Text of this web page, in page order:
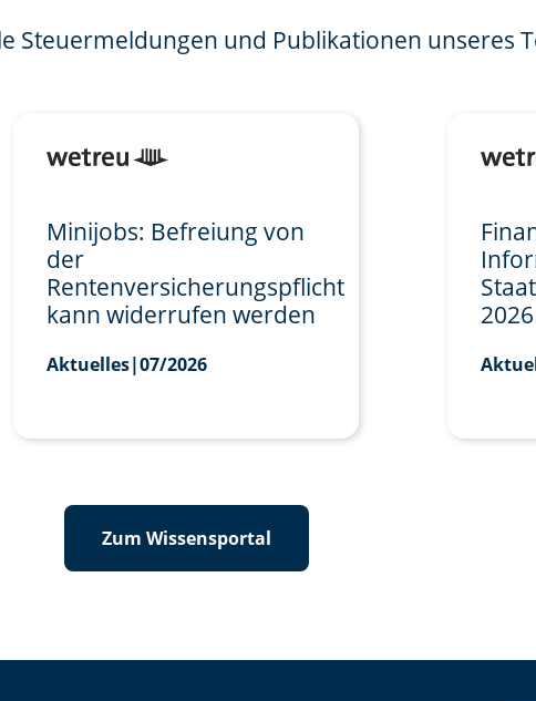
Steuermeldungen und Publikationen unseres
Minijobs: Befreiung von
der
Rentenversicherungspflicht
kann widerrufen werden
Aktuelles|07/2026
Zum Wissensportal